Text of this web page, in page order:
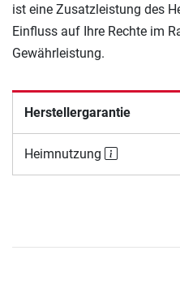
ist eine Zusatzleistung des
Einfluss auf Ihre Rechte im
Gewährleistung.
Herstellergarantie
Heimnutzung